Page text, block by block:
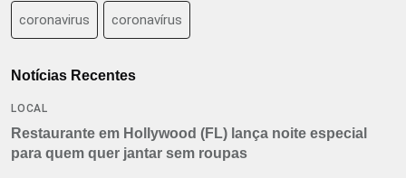
coronavirus coronavírus
Notícias Recentes
LOCAL
Restaurante em Hollywood (FL) lança noite especial
para quem quer jantar sem roupas